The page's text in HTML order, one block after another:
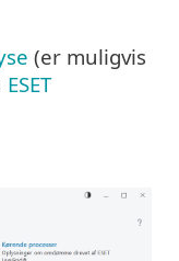
(er muligvis
ESET